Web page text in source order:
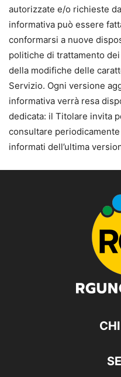
autorizzate e/o richieste
informativa può essere
conformarsi a nuove
politiche di trattamento
della modifiche delle
Servizio. Ogni versione
informativa verrà resa
dedicata: il Titolare invita
consultare
informati dell’ultima